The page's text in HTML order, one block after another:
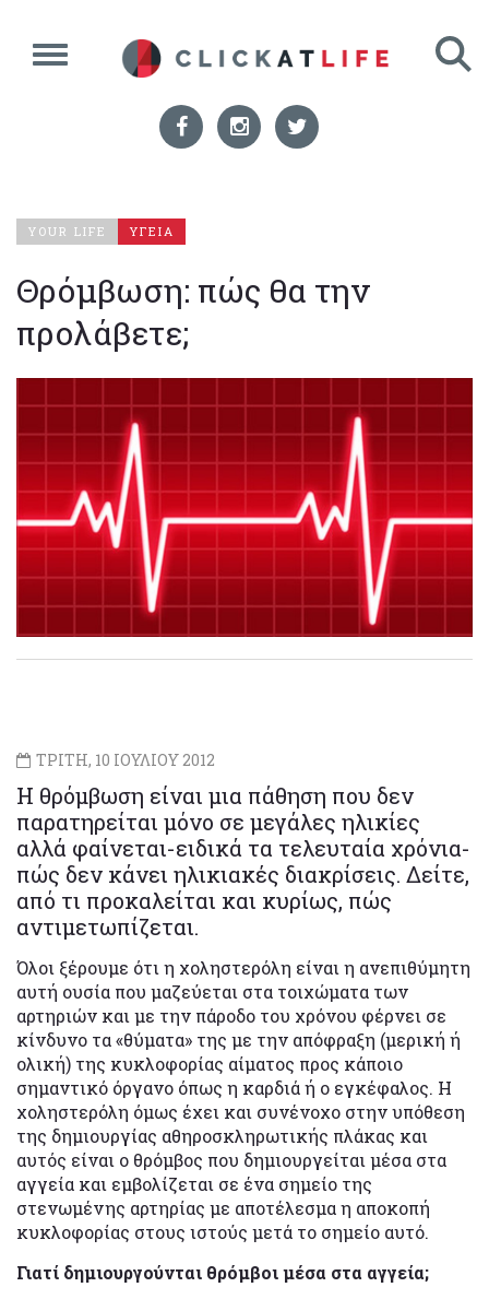
YOUR LIFE ΥΓΕΙΑ
Θρόμβωση: πώς θα την
προλάβετε;
ΤΡΙΤΗ, 10 ΙΟΥΛΙΟΥ 2012
Η θρόμβωση είναι μια πάθηση που δεν
παρατηρείται μόνο σε μεγάλες ηλικίες
αλλά φαίνεται-ειδικά τα τελευταία χρόνια-
πώς δεν κάνει ηλικιακές διακρίσεις. Δείτε,
από τι προκαλείται και κυρίως, πώς
αντιμετωπίζεται.
Όλοι ξέρουμε ότι η χοληστερόλη είναι η ανεπιθύμητη
αυτή ουσία που μαζεύεται στα τοιχώματα των
αρτηριών και με την πάροδο του χρόνου φέρνει σε
κίνδυνο τα «θύματα» της με την απόφραξη (μερική ή
ολική) της κυκλοφορίας αίματος προς κάποιο
σημαντικό όργανο όπως η καρδιά ή ο εγκέφαλος. Η
χοληστερόλη όμως έχει και συνένοχο στην υπόθεση
της δημιουργίας αθηροσκληρωτικής πλάκας και
αυτός είναι ο θρόμβος που δημιουργείται μέσα στα
αγγεία και εμβολίζεται σε ένα σημείο της
στενωμένης αρτηρίας με αποτέλεσμα η αποκοπή
κυκλοφορίας στους ιστούς μετά το σημείο αυτό.
Γιατί δημιουργούνται θρόμβοι μέσα στα αγγεία;